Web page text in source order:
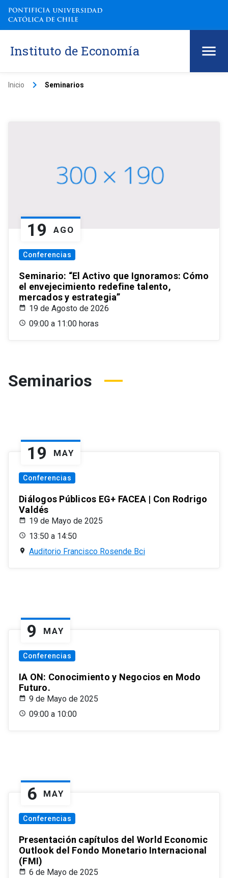
Instituto de Economía
Inicio keyboard_arrow_right Seminarios
19 AGO
Conferencias
Seminario: “El Activo que Ignoramos: Cómo
el envejecimiento redefine talento,
mercados y estrategia”
19 de Agosto de 2026
09:00 a 11:00 horas
Seminarios
19 MAY
Conferencias
Diálogos Públicos EG+ FACEA | Con Rodrigo
Valdés
19 de Mayo de 2025
13:50 a 14:50
Auditorio Francisco Rosende Bci
9 MAY
Conferencias
IA ON: Conocimiento y Negocios en Modo
Futuro.
9 de Mayo de 2025
09:00 a 10:00
6 MAY
Conferencias
Presentación capítulos del World Economic
Outlook del Fondo Monetario Internacional
(FMI)
6 de Mayo de 2025